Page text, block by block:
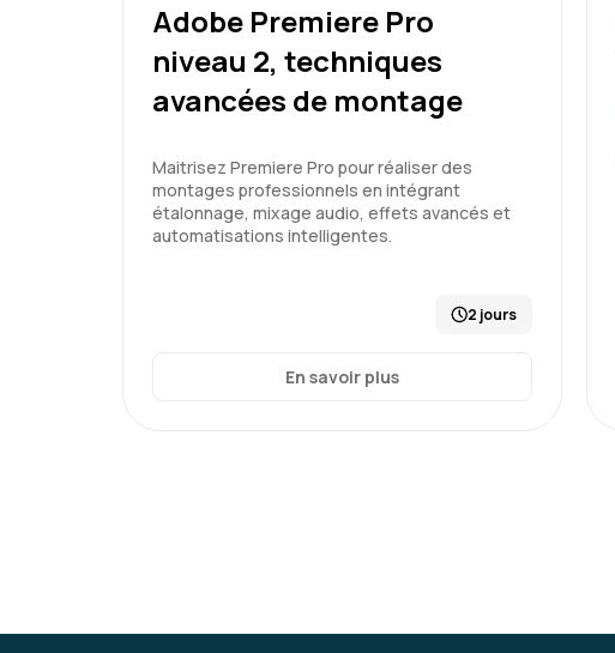
Adobe Premiere Pro
niveau 2, techniques
avancées de montage
Maitrisez Premiere Pro pour réaliser des
montages professionnels en intégrant
étalonnage, mixage audio, effets avancés et
automatisations intelligentes.
2 jours
En savoir plus